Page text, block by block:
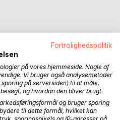
Fortrolighedspolitik
på vores hjemmeside. Nogle af
Vi bruger også analysemetoder
på serversiden) til at måle,
og hvordan den bliver brugt.
og bruger sporing
til dette formål, hvilket kan